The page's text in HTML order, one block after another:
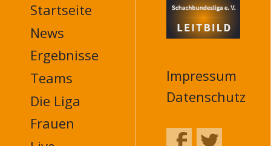
MAIN
NAVIGATION
FOOTER
Startseite
News
Ergebnisse
Teams
Die Liga
Frauen
Impressum
Datenschutz